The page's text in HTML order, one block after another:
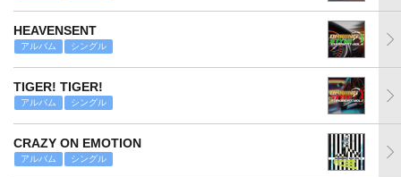
HEAVENSENT
アルバム シングル
TIGER! TIGER!
アルバム シングル
CRAZY ON EMOTION
アルバム シングル